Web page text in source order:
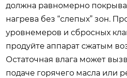
должна равномерно
нагрева без “слепых” зон.
уровнемеров и сбросных
продуйте аппарат сжатым
Остаточная влага может
подаче горячего масла или